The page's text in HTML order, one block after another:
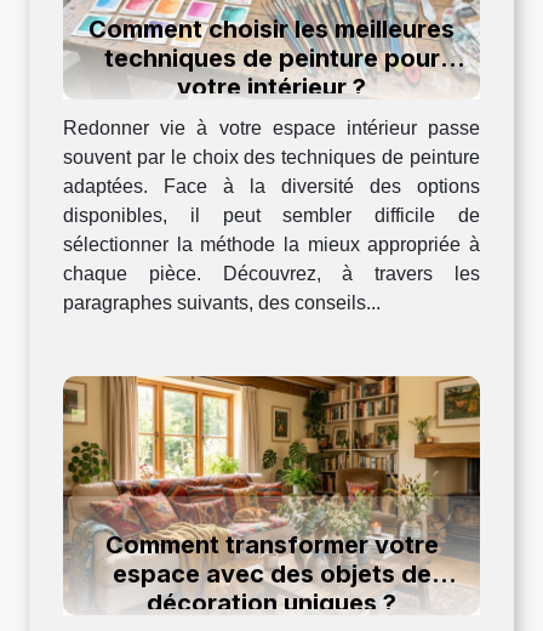
Comment choisir les meilleures
techniques de peinture pour
votre intérieur ?
Redonner vie à votre espace intérieur passe
souvent par le choix des techniques de peinture
adaptées. Face à la diversité des options
disponibles, il peut sembler difficile de
sélectionner la méthode la mieux appropriée à
chaque pièce. Découvrez, à travers les
paragraphes suivants, des conseils...
Comment transformer votre
espace avec des objets de
décoration uniques ?